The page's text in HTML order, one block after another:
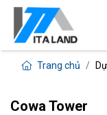
Trang chủ
Cowa Tower